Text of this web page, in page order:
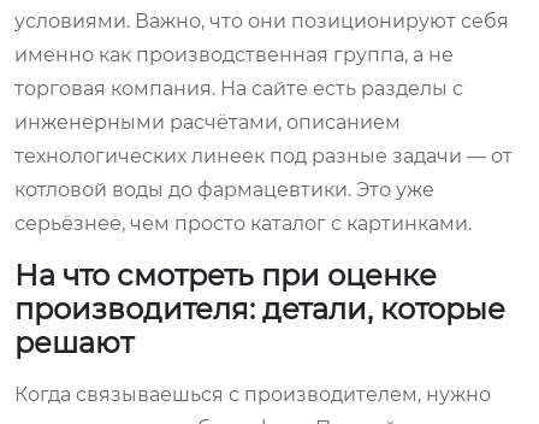
условиями. Важно, что они позиционируют себя
именно как производственная группа, а не
торговая компания. На сайте есть разделы с
инженерными расчётами, описанием
технологических линеек под разные задачи — от
котловой воды до фармацевтики. Это уже
серьёзнее, чем просто каталог с картинками.
На что смотреть при оценке
производителя: детали, которые
решают
Когда связываешься с производителем, нужно